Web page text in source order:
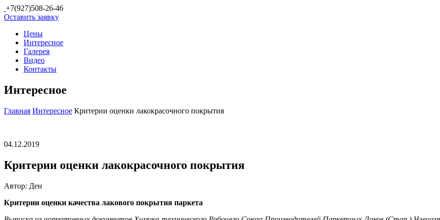
+7(927)508-26-46
Оставить заявку
Цены
Интересное
Галерея
Видео
Контакты
Интересное
Главная Интересное Критерии оценки лакокрасочного покрытия
04.12.2019
Критерии оценки лакокрасочного покрытия
Автор: Ден
Критерии оценки качества лакового покрытия паркета